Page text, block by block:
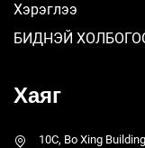
Хэрэглээ
БИДНЭЙ
Хаяг
10C, Bo Xing